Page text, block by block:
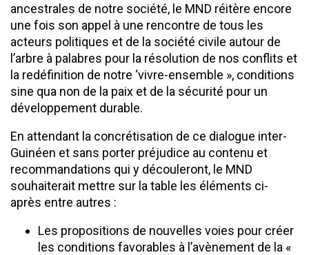
ancestrales de notre société, le MND réitère encore
une fois son appel à une rencontre de tous les
acteurs politiques et de la société civile autour de
l’arbre à palabres pour la résolution de nos conflits et
la redéfinition de notre ‘vivre-ensemble », conditions
sine qua non de la paix et de la sécurité pour un
développement durable.
En attendant la concrétisation de ce dialogue inter-
Guinéen et sans porter préjudice au contenu et
recommandations qui y découleront, le MND
souhaiterait mettre sur la table les éléments ci-
après entre autres :
Les propositions de nouvelles voies pour créer
les conditions favorables à l’avènement de la «